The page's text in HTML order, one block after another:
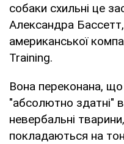
собаки схильні це
Александра
американської
Training.
Вона переконана,
"абсолютно здатні"
невербальні
покладаються на